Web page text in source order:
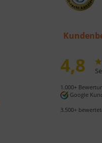
4,8
1.000+
Google
3.500+